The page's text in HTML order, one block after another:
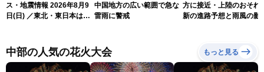
ス・地震情報 2026年8月9
日(日) ／東北・東日本は急
ュースLiVEサンシャイン・
岡本結子リサ／山口剛央〉
中国地方の広い範囲で急な
雷雨に警戒
方に接近・上陸のおそれ
新の進路予想と雨風の影
中部の人気の花火大会 もっと見る